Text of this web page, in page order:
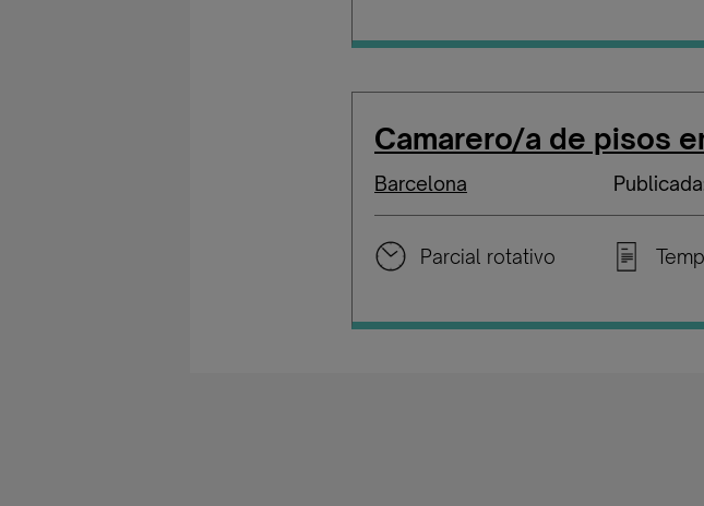
Camarero/a de pisos
Barcelona
Parcial rotativo